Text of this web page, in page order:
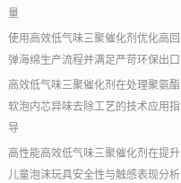
量
使用高效低气味三聚催化剂优化高回
弹海绵生产流程并满足严苛环保出口
高效低气味三聚催化剂在处理聚氨酯
软泡内芯异味去除工艺的技术应用指
导
高性能高效低气味三聚催化剂在提升
儿童泡沫玩具安全性与触感表现分析